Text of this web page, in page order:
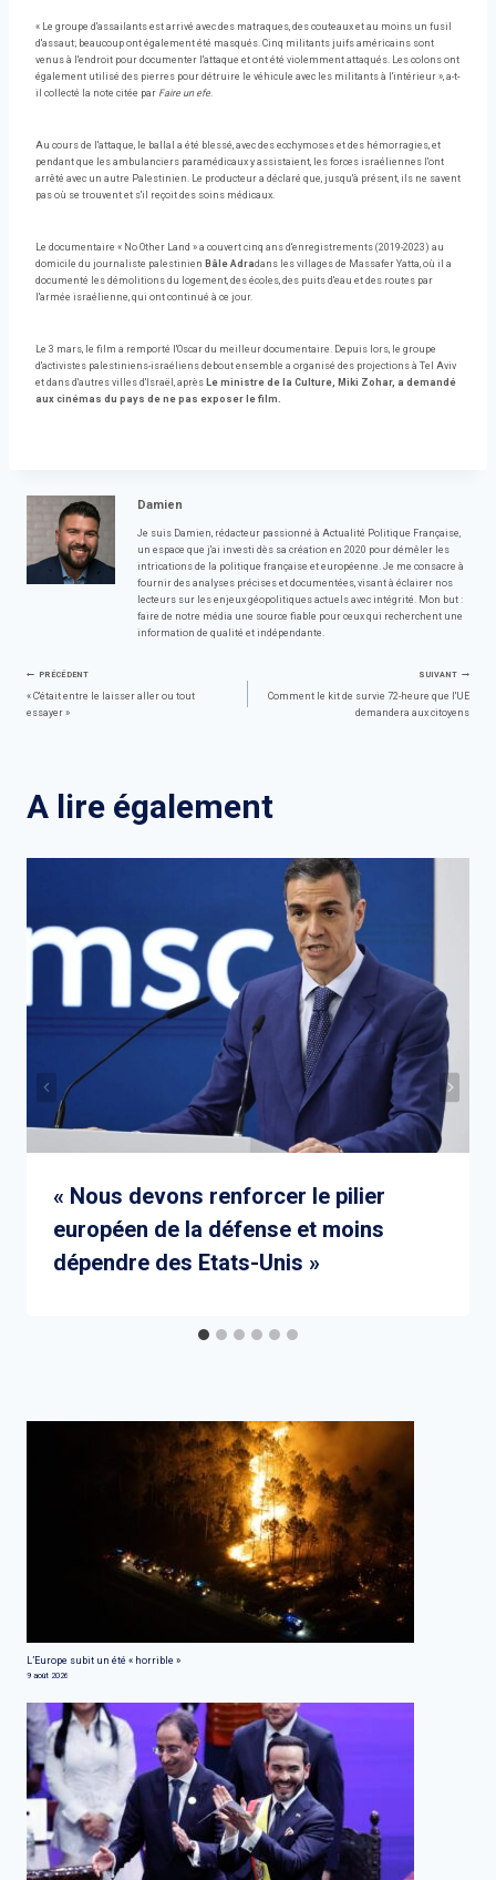
« Le groupe d'assailants est arrivé avec des matraques, des couteaux et au moins un fusil
d'assaut; beaucoup ont également été masqués. Cinq militants juifs américains sont
venus à l'endroit pour documenter l'attaque et ont été violemment attaqués. Les colons ont
également utilisé des pierres pour détruire le véhicule avec les militants à l'intérieur », a-t-
il collecté la note citée par Faire un efe.
Au cours de l'attaque, le ballal a été blessé, avec des ecchymoses et des hémorragies, et
pendant que les ambulanciers paramédicaux y assistaient, les forces israéliennes l'ont
arrêté avec un autre Palestinien. Le producteur a déclaré que, jusqu'à présent, ils ne savent
pas où se trouvent et s'il reçoit des soins médicaux.
Le documentaire « No Other Land » a couvert cinq ans d'enregistrements (2019-2023) au
domicile du journaliste palestinien Bâle Adradans les villages de Massafer Yatta, où il a
documenté les démolitions du logement, des écoles, des puits d'eau et des routes par
l'armée israélienne, qui ont continué à ce jour.
Le 3 mars, le film a remporté l'Oscar du meilleur documentaire. Depuis lors, le groupe
d'activistes palestiniens-israéliens debout ensemble a organisé des projections à Tel Aviv
et dans d'autres villes d'Israël, après Le ministre de la Culture, Miki Zohar, a demandé
aux cinémas du pays de ne pas exposer le film.
Damien
Je suis Damien, rédacteur passionné à Actualité Politique Française,
un espace que j'ai investi dès sa création en 2020 pour démêler les
intrications de la politique française et européenne. Je me consacre à
fournir des analyses précises et documentées, visant à éclairer nos
lecteurs sur les enjeux géopolitiques actuels avec intégrité. Mon but :
faire de notre média une source fiable pour ceux qui recherchent une
information de qualité et indépendante.
Navigation
PRÉCÉDENT
« C'était entre le laisser aller ou tout
essayer »
SUIVANT
Comment le kit de survie 72-heure que l'UE
demandera aux citoyens
A lire également
« Nous devons renforcer le pilier
européen de la défense et moins
dépendre des Etats-Unis »
L’Europe subit un été « horrible »
9 août 2026